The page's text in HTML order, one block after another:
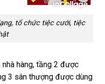
tổ chức tiệc cưới, tiệc
hàng, tầng 2 được
3 sân thượng được dùng